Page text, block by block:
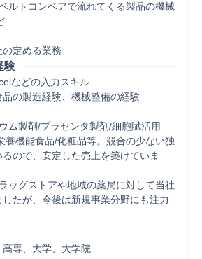
ルトコンベアで流れてくる製品の機械
の定める業務
験
などの入力スキル
品の製造経験、機械整備の経験
ム製剤/プラセンタ製剤/細胞賦活用
養機能食品/化粧品等。競合の少ない独
ので、安定した売上を築けていま
ッグストアや地域の薬局に対して当社
たが、今後は新規事業分野にも注力
専、大学、大学院